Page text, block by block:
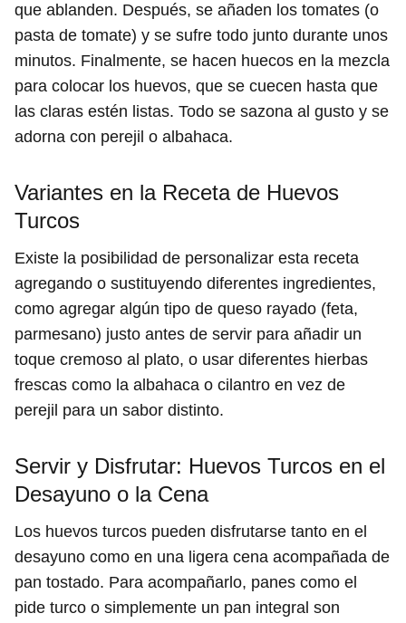
que ablanden. Después, se añaden los tomates (o
pasta de tomate) y se sufre todo junto durante unos
minutos. Finalmente, se hacen huecos en la mezcla
para colocar los huevos, que se cuecen hasta que
las claras estén listas. Todo se sazona al gusto y se
adorna con perejil o albahaca.
Variantes en la Receta de Huevos
Turcos
Existe la posibilidad de personalizar esta receta
agregando o sustituyendo diferentes ingredientes,
como agregar algún tipo de queso rayado (feta,
parmesano) justo antes de servir para añadir un
toque cremoso al plato, o usar diferentes hierbas
frescas como la albahaca o cilantro en vez de
perejil para un sabor distinto.
Servir y Disfrutar: Huevos Turcos en el
Desayuno o la Cena
Los huevos turcos pueden disfrutarse tanto en el
desayuno como en una ligera cena acompañada de
pan tostado. Para acompañarlo, panes como el
pide turco o simplemente un pan integral son